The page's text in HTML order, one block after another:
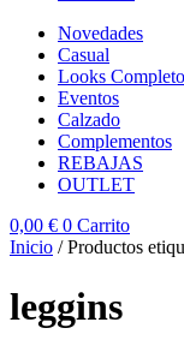
Novedades
Casual
Looks
Eventos
Calzado
Complementos
REBAJAS
OUTLET
0,00 € 0 Carrito
Inicio / Productos
leggins